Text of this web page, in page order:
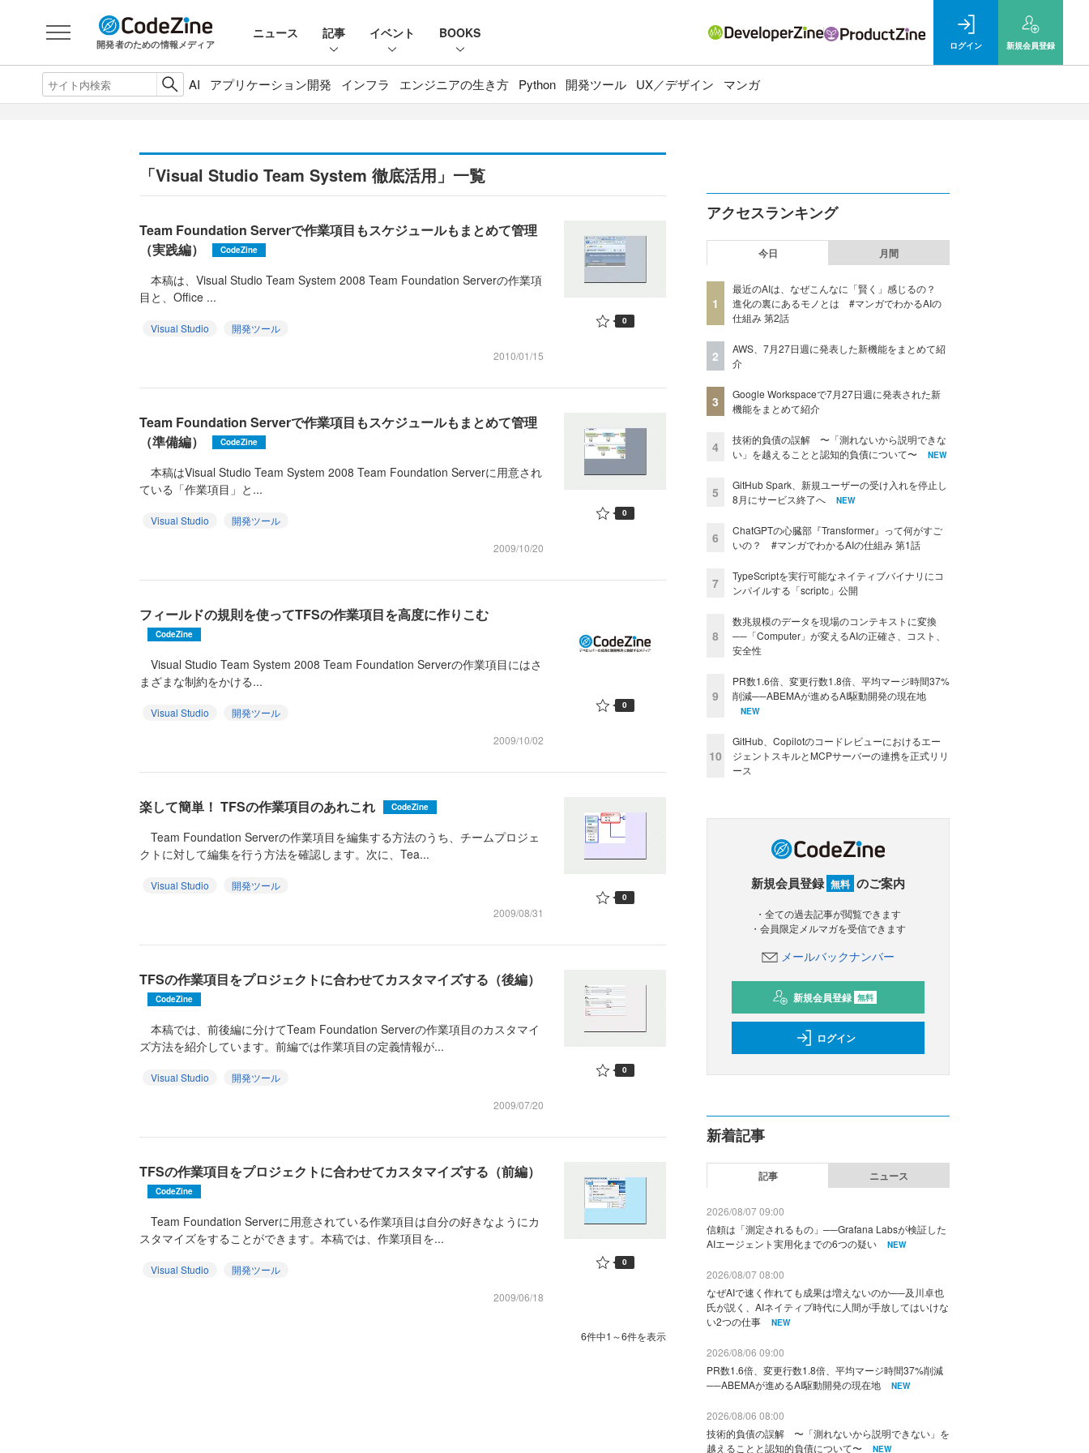
開発者のための情報メディア
ニュース 記事 イベント BOOKS
ログイン 新規会員登録
AI アプリケーション開発 インフラ エンジニアの生き方 Python 開発ツール UX／デザイン マンガ
「Visual Studio Team System 徹底活用」一覧
Team Foundation Serverで作業項目もスケジュールもまとめて管理
（実践編）
CodeZine
本稿は、Visual Studio Team System 2008 Team Foundation Serverの作業項
目と、Office ...
Visual Studio
開発ツール
2010/01/15
0
Team Foundation Serverで作業項目もスケジュールもまとめて管理
（準備編）
CodeZine
本稿はVisual Studio Team System 2008 Team Foundation Serverに用意され
ている「作業項目」と...
Visual Studio
開発ツール
2009/10/20
0
フィールドの規則を使ってTFSの作業項目を高度に作りこむ
CodeZine
Visual Studio Team System 2008 Team Foundation Serverの作業項目にはさ
まざまな制約をかける...
Visual Studio
開発ツール
2009/10/02
0
楽して簡単！ TFSの作業項目のあれこれ CodeZine
Team Foundation Serverの作業項目を編集する方法のうち、チームプロジェ
クトに対して編集を行う方法を確認します。次に、Tea...
Visual Studio
開発ツール
2009/08/31
0
TFSの作業項目をプロジェクトに合わせてカスタマイズする（後編）
CodeZine
本稿では、前後編に分けてTeam Foundation Serverの作業項目のカスタマイ
ズ方法を紹介しています。前編では作業項目の定義情報が...
Visual Studio
開発ツール
2009/07/20
0
TFSの作業項目をプロジェクトに合わせてカスタマイズする（前編）
CodeZine
Team Foundation Serverに用意されている作業項目は自分の好きなようにカ
スタマイズをすることができます。本稿では、作業項目を...
Visual Studio
開発ツール
2009/06/18
0
6件中1～6件を表示
アクセスランキング
今日 月間
1
最近のAIは、なぜこんなに「賢く」感じるの？
進化の裏にあるモノとは #マンガでわかるAIの
仕組み 第2話
2
AWS、7月27日週に発表した新機能をまとめて紹
介
3
Google Workspaceで7月27日週に発表された新
機能をまとめて紹介
4
技術的負債の誤解 〜「測れないから説明できな
い」を越えることと認知的負債について〜
NEW
5
GitHub Spark、新規ユーザーの受け入れを停止し
8月にサービス終了へ
NEW
6
ChatGPTの心臓部『Transformer』って何がすご
いの？ #マンガでわかるAIの仕組み 第1話
7
TypeScriptを実行可能なネイティブバイナリにコ
ンパイルする「scriptc」公開
8
数兆規模のデータを現場のコンテキストに変換
──「Computer」が変えるAIの正確さ、コスト、
安全性
9
PR数1.6倍、変更行数1.8倍、平均マージ時間37%
削減──ABEMAが進めるAI駆動開発の現在地
NEW
10
GitHub、Copilotのコードレビューにおけるエー
ジェントスキルとMCPサーバーの連携を正式リリ
ース
新規会員登録 無料 のご案内
・全ての過去記事が閲覧できます
・会員限定メルマガを受信できます
メールバックナンバー
新規会員登録 無料
ログイン
新着記事
記事 ニュース
2026/08/07 09:00
信頼は「測定されるもの」──Grafana Labsが検証した
AIエージェント実用化までの6つの疑い
NEW
2026/08/07 08:00
なぜAIで速く作れても成果は増えないのか──及川卓也
氏が説く、AIネイティブ時代に人間が手放してはいけな
い2つの仕事
NEW
2026/08/06 09:00
PR数1.6倍、変更行数1.8倍、平均マージ時間37%削減
──ABEMAが進めるAI駆動開発の現在地
NEW
2026/08/06 08:00
技術的負債の誤解 〜「測れないから説明できない」を
越えることと認知的負債について〜
NEW